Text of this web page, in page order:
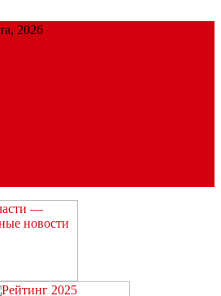
2026
дня в Тульской области на сайте